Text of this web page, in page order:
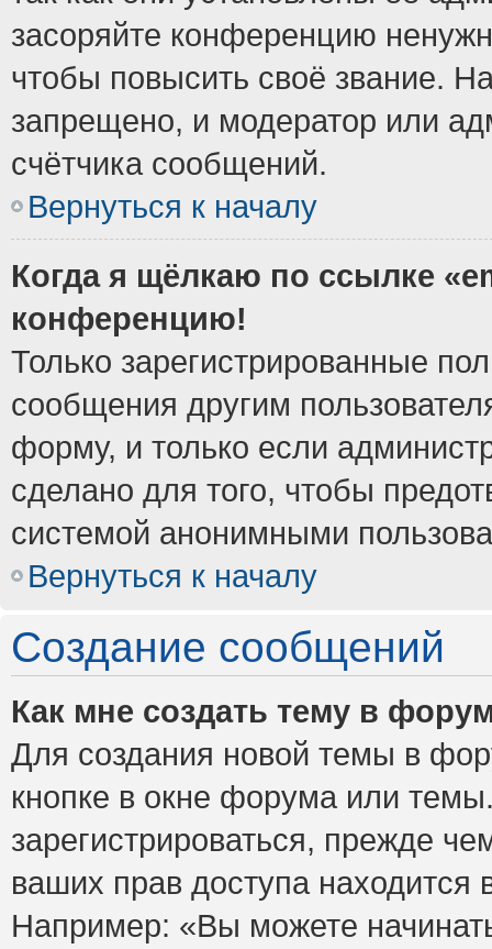
засоряйте конференцию
чтобы повысить своё звание.
запрещено, и модератор или
счётчика сообщений.
Вернуться к началу
Когда я щёлкаю по ссылке
конференцию!
Только зарегистрированные
сообщения другим
форму, и только если
сделано для того, чтобы
системой анонимными
Вернуться к началу
Создание сообщений
Как мне создать тему в
Для создания новой темы в
кнопке в окне форума или
зарегистрироваться, прежде
ваших прав доступа
Например: «Вы можете